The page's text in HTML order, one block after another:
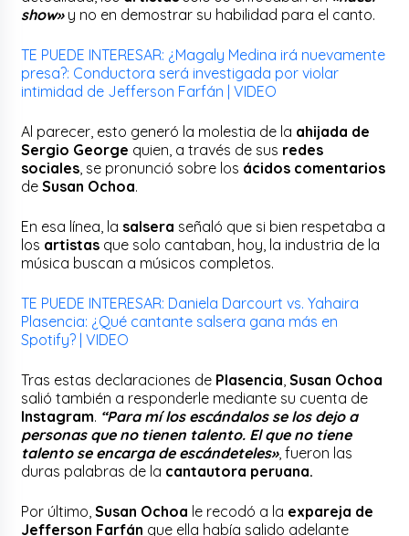
show»y no en demostrar su habilidad para el canto.
TE PUEDE INTERESAR: ¿Magaly Medina irá nuevamente
presa?: Conductora será investigada por violar
intimidad de Jefferson Farfán | VIDEO
Al parecer, esto generó la molestia de la ahijada de
Sergio George quien, a través de sus redes
sociales , se pronunció sobre los ácidos comentarios
deSusan Ochoa.
En esa línea, la salsera señaló que si bien respetaba a
los artistas que solo cantaban, hoy, la industria de la
música buscan a músicos completos.
TE PUEDE INTERESAR: Daniela Darcourt vs. Yahaira
Plasencia: ¿Qué cantante salsera gana más en
Spotify? | VIDEO
Tras estas declaraciones de Plasencia ,Susan Ochoa
salió también a responderle mediante su cuenta de
Instagram. “Para mí los escándalos se los dejo a
personas que no tienen talento. El que no tiene
talento se encarga de escándeteles», fueron las
duras palabras de la cantautora peruana.
Por último,Susan Ochoa le recodó a la expareja de
Jefferson Farfán que ella había salido adelante